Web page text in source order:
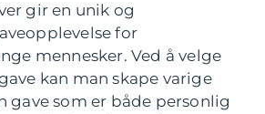
gir en unik og
for
mennesker. Ved å velge
kan man skape varige
gave som er både personlig